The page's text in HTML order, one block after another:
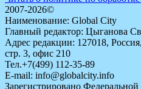
2007-2026©
Наименование: Global City
Главный редактор: Цыганова
Адрес редакции: 127018,
стр. 3, офис 210
Тел.+7(499) 112-35-89
E-mail: info@globalcity.info
Зарегистрировано